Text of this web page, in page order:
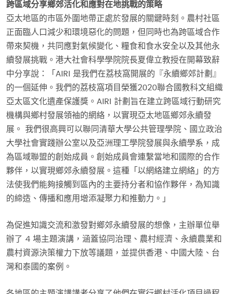
跨區域分享鄉郊活化和應對在地挑戰的策略
亞太地區的市區外圍地帶正處於發展的關鍵時刻。農村社區
正面臨人口減少和環境惡化的問題，但同時也為跨區域合作
帶來契機，共同應對氣候變化、糧食和食水安全以及其他永
續發展挑戰。港大社會科學學院院長夏偉立教授在開幕致辭
中分享說：「AIRI 是我們在荔枝窩開展的『永續鄉郊計劃』
的一個延伸。我們的荔枝窩項目榮獲2020聯合國教科文組織
亞太區文化遺產保護獎。AIRI 計劃旨在建立跨區域行動研究
機構與鄉村發展領袖的網絡，以實現亞太地區鄉郊永續發
展。 我們很高興可以聯同清華大學公共管理學院、國立政治
大學社會實踐辦公室以及亞洲理工學院發展與永續學系，成
為區域聯盟的創始成員。創始成員會連繫當地和國際的合作
夥伴，以實現鄉郊永續發展。這種「以網絡建立網絡」的方
法使我們能夠接觸到區內的主要持分者和協作夥伴，為知識
的締造、傳播和應用增添凝聚力和推動力。」
為促進知識交流和激發對鄉郊永續發展的想像，主辦單位舉
辦了 4 場主題演講，涵蓋協同治理、農村經濟、永續農業和
農村資源決策權力下放等議題，並提供香港、中國大陸、台
灣和泰國的案例。